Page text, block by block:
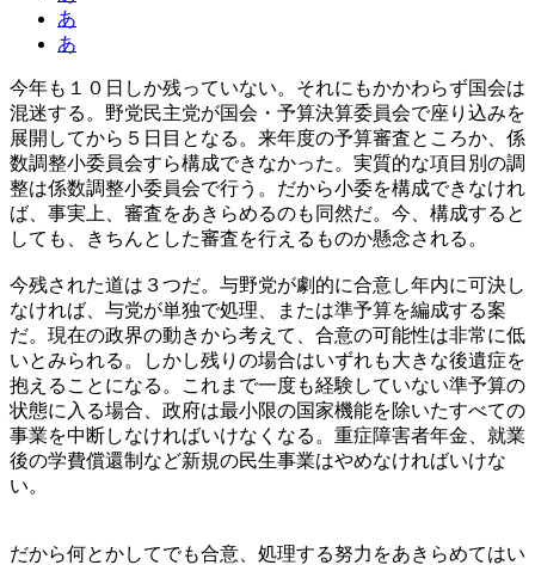
あ
あ
今年も１０日しか残っていない。それにもかかわらず国会は
混迷する。野党民主党が国会・予算決算委員会で座り込みを
展開してから５日目となる。来年度の予算審査ところか、係
数調整小委員会すら構成できなかった。実質的な項目別の調
整は係数調整小委員会で行う。だから小委を構成できなけれ
ば、事実上、審査をあきらめるのも同然だ。今、構成すると
しても、きちんとした審査を行えるものか懸念される。
今残された道は３つだ。与野党が劇的に合意し年内に可決し
なければ、与党が単独で処理、または準予算を編成する案
だ。現在の政界の動きから考えて、合意の可能性は非常に低
いとみられる。しかし残りの場合はいずれも大きな後遺症を
抱えることになる。これまで一度も経験していない準予算の
状態に入る場合、政府は最小限の国家機能を除いたすべての
事業を中断しなければいけなくなる。重症障害者年金、就業
後の学費償還制など新規の民生事業はやめなければいけな
い。
だから何とかしてでも合意、処理する努力をあきらめてはい